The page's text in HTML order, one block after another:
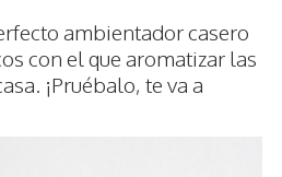
ambientador casero
con el que aromatizar las
¡Pruébalo, te va a